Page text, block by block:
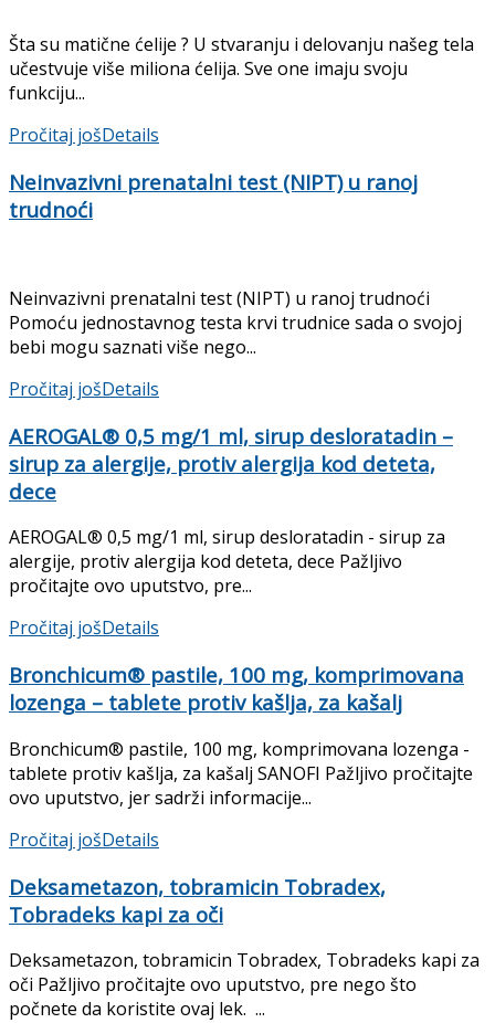
Šta su matične ćelije ? U stvaranju i delovanju našeg tela
učestvuje više miliona ćelija. Sve one imaju svoju
funkciju...
Pročitaj jošDetails
Neinvazivni prenatalni test (NIPT) u ranoj
trudnoći
Neinvazivni prenatalni test (NIPT) u ranoj trudnoći
Pomoću jednostavnog testa krvi trudnice sada o svojoj
bebi mogu saznati više nego...
Pročitaj jošDetails
AEROGAL® 0,5 mg/1 ml, sirup desloratadin –
sirup za alergije, protiv alergija kod deteta,
dece
AEROGAL® 0,5 mg/1 ml, sirup desloratadin - sirup za
alergije, protiv alergija kod deteta, dece Pažljivo
pročitajte ovo uputstvo, pre...
Pročitaj jošDetails
Bronchicum® pastile, 100 mg, komprimovana
lozenga – tablete protiv kašlja, za kašalj
Bronchicum® pastile, 100 mg, komprimovana lozenga -
tablete protiv kašlja, za kašalj SANOFI Pažljivo pročitajte
ovo uputstvo, jer sadrži informacije...
Pročitaj jošDetails
Deksametazon, tobramicin Tobradex,
Tobradeks kapi za oči
Deksametazon, tobramicin Tobradex, Tobradeks kapi za
oči Pažljivo pročitajte ovo uputstvo, pre nego što
počnete da koristite ovaj lek. ...